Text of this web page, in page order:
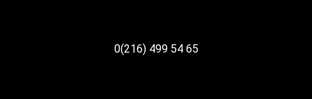
0(216) 499 54 65